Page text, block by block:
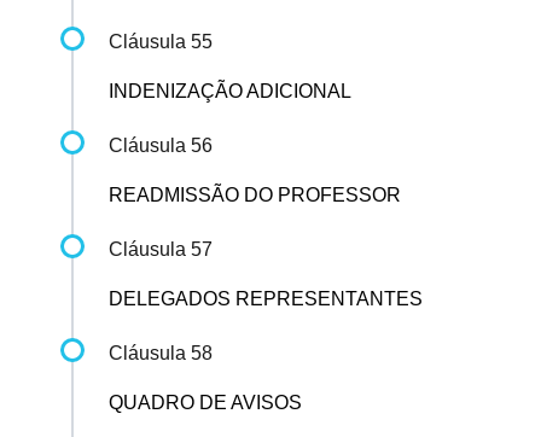
Cláusula 55
INDENIZAÇÃO ADICIONAL
Cláusula 56
READMISSÃO DO PROFESSOR
Cláusula 57
DELEGADOS REPRESENTANTES
Cláusula 58
QUADRO DE AVISOS